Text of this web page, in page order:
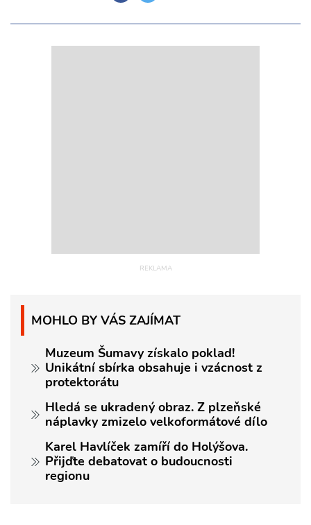
MOHLO BY VÁS ZAJÍMAT
Muzeum Šumavy získalo poklad!
Unikátní sbírka obsahuje i vzácnost z
protektorátu
Hledá se ukradený obraz. Z plzeňské
náplavky zmizelo velkoformátové dílo
Karel Havlíček zamíří do Holýšova.
Přijďte debatovat o budoucnosti
regionu